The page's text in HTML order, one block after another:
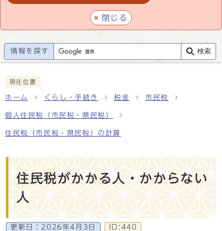
閉じる
情報を探す 検索
現在位置
ホーム くらし・手続き 税金 市民税
個人住民税（市民税・県民税）
住民税（市民税・県民税）の計算
住民税がかかる人・かからない
人
更新日： 2026年4月3日 ID:440